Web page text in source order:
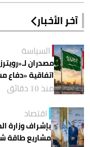
آخر الأخبار
السياسة
مصدران
اتفاقية «دفاع
منذ 10 دقائق
اقتصاد
مشاريع طاقة